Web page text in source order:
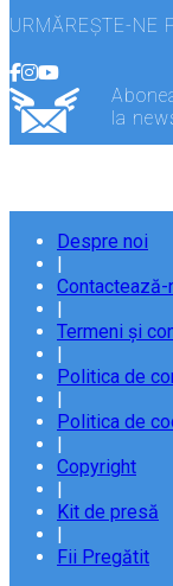
URMĂREȘTE-NE
la
Despre noi
Contactează-
Termeni și
Politica de
Politica de
Copyright
Kit de presă
Fii Pregătit